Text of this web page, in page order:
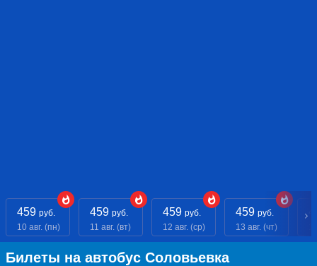
459 руб.
10 авг. (пн)
459 руб.
11 авг. (вт)
459 руб.
12 авг. (ср)
459 руб.
13 авг. (чт)
Билеты на автобус Соловьевка